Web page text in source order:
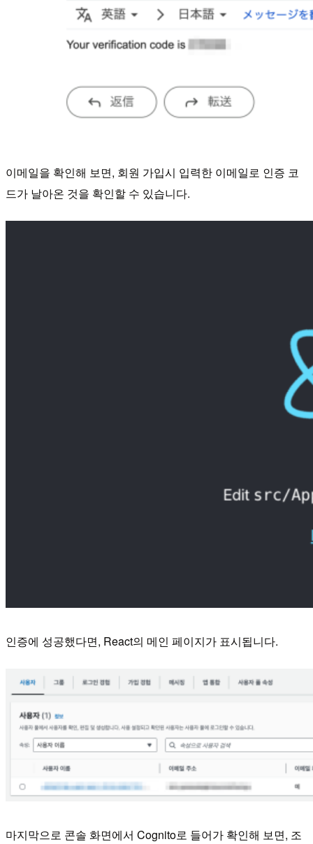
이메일을 확인해 보면, 회원 가입시 입력한 이메일로 인증 코
드가 날아온 것을 확인할 수 있습니다.
인증에 성공했다면, React의 메인 페이지가 표시됩니다.
마지막으로 콘솔 화면에서 Cognito로 들어가 확인해 보면, 조